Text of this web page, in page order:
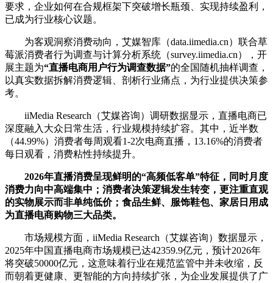
要求，企业如何在合规框架下突破增长瓶颈、实现持续盈利，
已成为行业核心议题。
为客观洞察消费动向，艾媒智库（data.iimedia.cn）联合草
莓派消费者行为调查与计算分析系统（survey.iimedia.cn），开
展主题为“直播电商用户行为调查数据”的全国随机抽样调查，
以真实数据拆解消费逻辑、剖析行业痛点，为行业提供决策参
考。
iiMedia Research（艾媒咨询）调研数据显示，直播电商已
深度融入大众日常生活，行业规模持续扩容。其中，近半数
（44.99%）消费者每周观看1-2次电商直播，13.16%的消费者
每日观看，消费粘性持续提升。
2026年直播消费呈现鲜明的“高频低客单”特征，同时月度
消费力向中高端集中；消费者决策逻辑发生转变，更注重直观
的实物展示而非单纯低价；食品生鲜、服饰鞋包、家居日用成
为直播电商购物三大品类。
市场规模方面，iiMedia Research（艾媒咨询）数据显示，
2025年中国直播电商市场规模已达42359.9亿元，预计2026年
将突破50000亿元，这意味着行业在规范监管中并未收缩，反
而朝着更健康、更智能的方向持续扩张，为企业发展提供了广